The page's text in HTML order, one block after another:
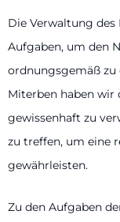
Die Verwaltung des
Aufgaben, um den
ordnungsgemäß zu
Miterben haben wir
gewissenhaft zu
zu treffen, um eine
gewährleisten.
Zu den Aufgaben